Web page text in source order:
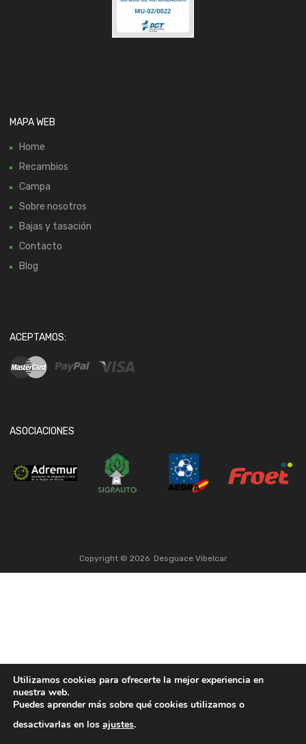
MAPA WEB
Home
Recambios
Campa
Sobre nosotros
Bajas y tasación
Contacto
Blog
ACEPTAMOS:
ASOCIACIONES
Copyright © 2026 Desguace Vibelcar
Utilizamos cookies para ofrecerte la mejor experiencia en
nuestra web.
Puedes aprender más sobre qué cookies utilizamos o
desactivarlas en los ajustes.